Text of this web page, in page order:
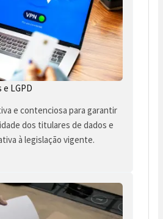
LGPD
e contenciosa para garantir
dos titulares de dados e
à legislação vigente.